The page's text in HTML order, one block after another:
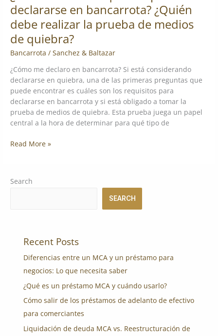
declararse en bancarrota? ¿Quién
debe realizar la prueba de medios
de quiebra?
Bancarrota /Sanchez & Baltazar
¿Cómo me declaro en bancarrota? Si está considerando
declararse en quiebra, una de las primeras preguntas que
puede encontrar es cuáles son los requisitos para
declararse en bancarrota y si está obligado a tomar la
prueba de medios de quiebra. Esta prueba juega un papel
central a la hora de determinar para qué tipo de
de
quiebra?
Read More »
Search
SEARCH
Recent Posts
Diferencias entre un MCA y un préstamo para
negocios: Lo que necesita saber
¿Qué es un préstamo MCA y cuándo usarlo?
Cómo salir de los préstamos de adelanto de efectivo
para comerciantes
Liquidación de deuda MCA vs. Reestructuración de